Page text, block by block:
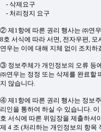
- 삭제요구
- 처리정지 요구
② 제1항에 따른 권리 행사는 ㈜연
8호 서식에 따라 서면, 전자우편,
연우는 이에 대해 지체 없이 조치하
③ 정보주체가 개인정보의 오류 등
㈜연우는 정정 또는 삭제를 완료할
지 않습니다.
④ 제1항에 따른 권리 행사는 정보
리인을 통하여 하실 수 있습니다.
호 서식에 따른 위임장을 제출하셔
제 4 조 (처리하는 개인정보의 항목